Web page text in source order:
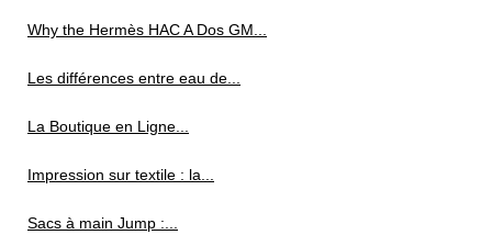
Why the Hermès HAC A Dos GM...
Les différences entre eau de...
La Boutique en Ligne...
Impression sur textile : la...
Sacs à main Jump :...